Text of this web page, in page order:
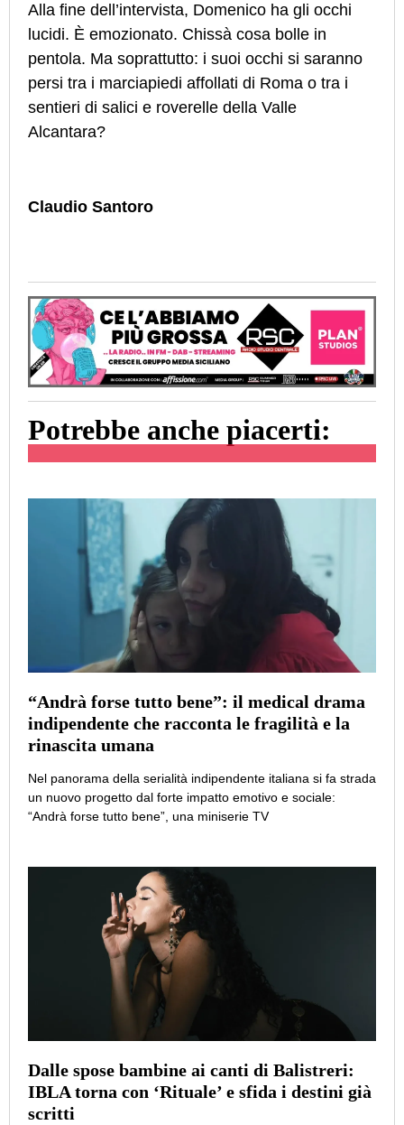
Alla fine dell’intervista, Domenico ha gli occhi
lucidi. È emozionato. Chissà cosa bolle in
pentola. Ma soprattutto: i suoi occhi si saranno
persi tra i marciapiedi affollati di Roma o tra i
sentieri di salici e roverelle della Valle
Alcantara?
Claudio Santoro
Potrebbe anche piacerti:
“Andrà forse tutto bene”: il medical drama
indipendente che racconta le fragilità e la
rinascita umana
Nel panorama della serialità indipendente italiana si fa strada
un nuovo progetto dal forte impatto emotivo e sociale:
“Andrà forse tutto bene”, una miniserie TV
Dalle spose bambine ai canti di Balistreri:
IBLA torna con ‘Rituale’ e sfida i destini già
scritti